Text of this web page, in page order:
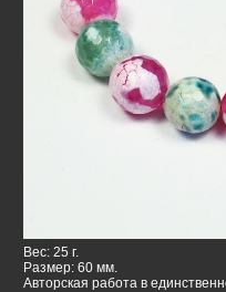
Вес: 25 г.
Размер: 60 мм.
Авторская работа в